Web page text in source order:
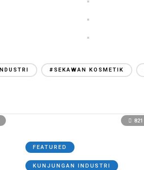
#SEKAWAN KOSMETIK
821
FEATURED
KUNJUNGAN INDUSTRI